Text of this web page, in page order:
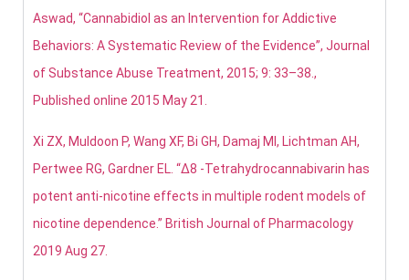
Aswad, “Cannabidiol as an Intervention for Addictive
Behaviors: A Systematic Review of the Evidence”, Journal
of Substance Abuse Treatment, 2015; 9: 33–38.,
Published online 2015 May 21.
Xi ZX, Muldoon P, Wang XF, Bi GH, Damaj MI, Lichtman AH,
Pertwee RG, Gardner EL. “Δ8 -Tetrahydrocannabivarin has
potent anti-nicotine effects in multiple rodent models of
nicotine dependence.” British Journal of Pharmacology
2019 Aug 27.